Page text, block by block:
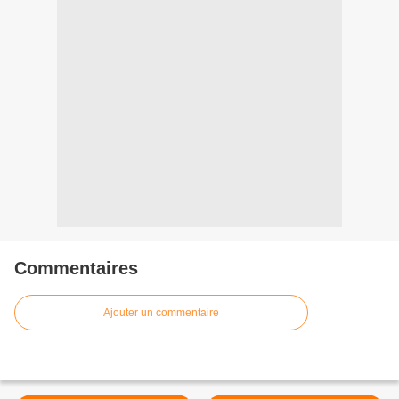
Commentaires
Ajouter un commentaire